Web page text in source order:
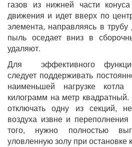
газов из нижней части
движения и идет вверх по
элемента, направляясь в
пыль оседает вниз в
удаляют.
Для эффективного
следует поддерживать
наименьшей нагрузке
килограмм на метр
отключать одну из секций,
воздуха извне и
того, нужно полностью
уловленную золу при остановке